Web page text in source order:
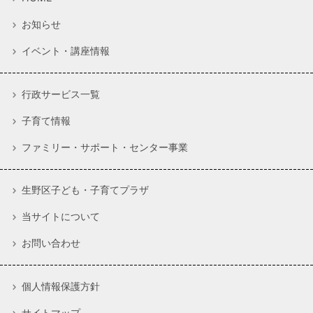
お知らせ
イベント・講座情報
行政サービス一覧
子育て情報
ファミリー・サポート・センター事業
生野区子ども・子育てプラザ
当サイトについて
お問い合わせ
個人情報保護方針